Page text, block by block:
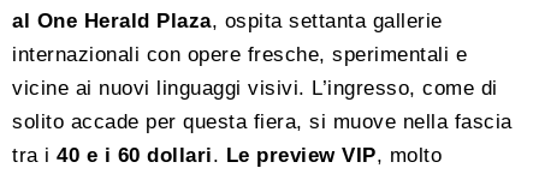
al One Herald Plaza, ospita settanta gallerie
internazionali con opere fresche, sperimentali e
vicine ai nuovi linguaggi visivi. L’ingresso, come di
solito accade per questa fiera, si muove nella fascia
tra i 40 e i 60 dollari. Le preview VIP, molto